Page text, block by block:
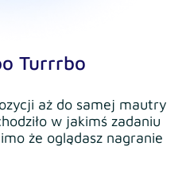
Turrrbo
aż do samej mautry
w jakimś zadaniu
że oglądasz nagranie